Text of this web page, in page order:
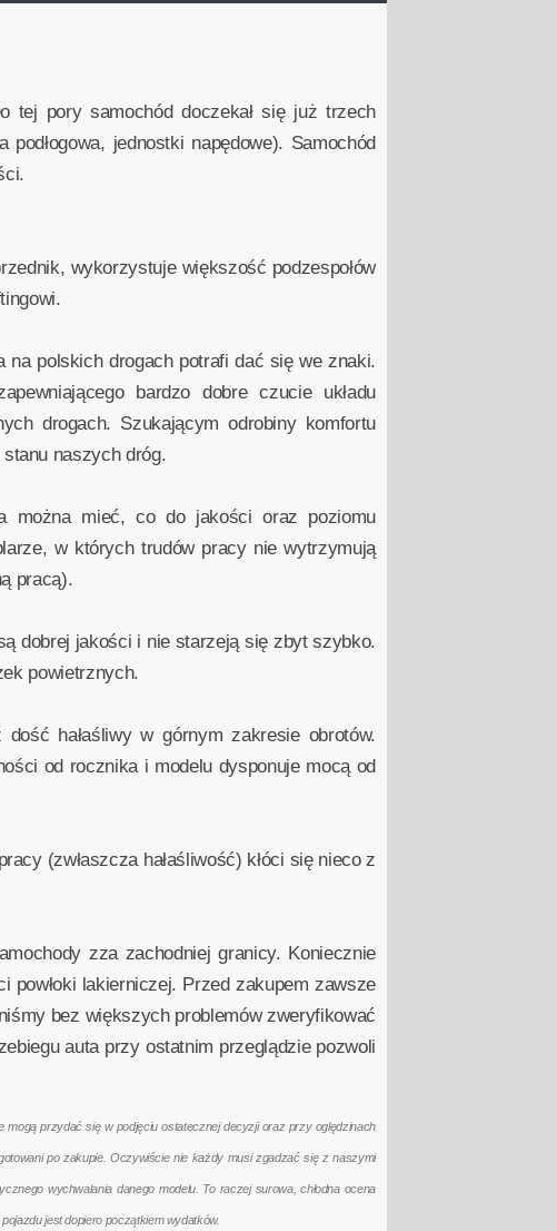
tej pory samochód doczekał się już trzech
podłogowa, jednostki napędowe). Samochód
wykorzystuje większość podzespołów
na polskich drogach potrafi dać się we znaki.
bardzo dobre czucie układu
drogach. Szukającym odrobiny komfortu
naszych dróg.
można mieć, co do jakości oraz poziomu
w których trudów pracy nie wytrzymują
pracą).
dobrej jakości i nie starzeją się zbyt szybko.
powietrznych.
hałaśliwy w górnym zakresie obrotów.
od rocznika i modelu dysponuje mocą od
(zwłaszcza hałaśliwość) kłóci się nieco z
zza zachodniej granicy. Koniecznie
lakierniczej. Przed zakupem zawsze
bez większych problemów zweryfikować
auta przy ostatnim przeglądzie pozwoli
mogą przydać się w podjęciu ostatecznej decyzji oraz przy oględzinach
po zakupie. Oczywiście nie każdy musi zgadzać się z naszymi
wychwalania danego modelu. To raczej surowa, chłodna ocena
jest dopiero początkiem wydatków.